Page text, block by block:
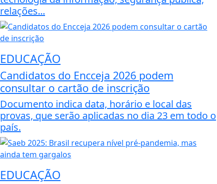
relações...
EDUCAÇÃO
Candidatos do Encceja 2026 podem
consultar o cartão de inscrição
Documento indica data, horário e local das
provas, que serão aplicadas no dia 23 em todo o
país.
EDUCAÇÃO